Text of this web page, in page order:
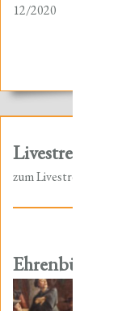
12/2020
Livestream zur
zum Livestream